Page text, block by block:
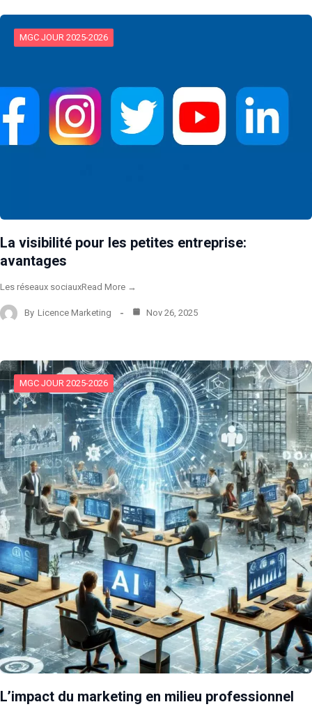
MGC JOUR 2025-2026
La visibilité pour les petites entreprise:
avantages
Les réseaux sociauxRead More →
By Licence Marketing Nov 26, 2025
MGC JOUR 2025-2026
L’impact du marketing en milieu professionnel